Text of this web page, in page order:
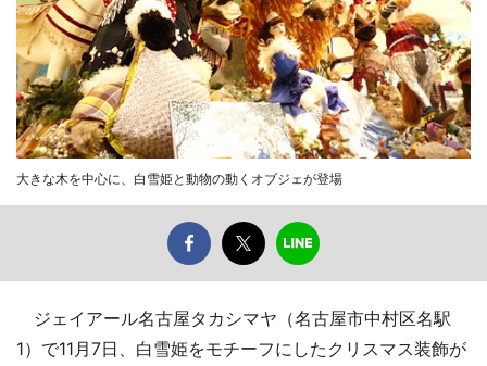
大きな木を中心に、白雪姫と動物の動くオブジェが登場
ジェイアール名古屋タカシマヤ（名古屋市中村区名駅
1）で11月7日、白雪姫をモチーフにしたクリスマス装飾が